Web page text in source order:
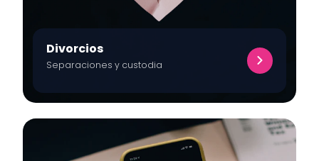
Divorcios
Separaciones y custodia